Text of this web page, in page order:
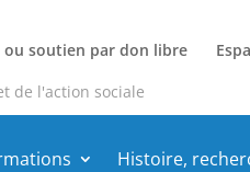
ou soutien par don libre
de l'action sociale
Histoire,